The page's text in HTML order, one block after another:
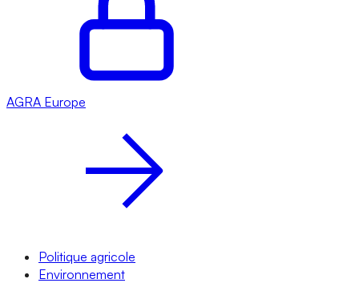
AGRA Europe
Politique agricole
Environnement